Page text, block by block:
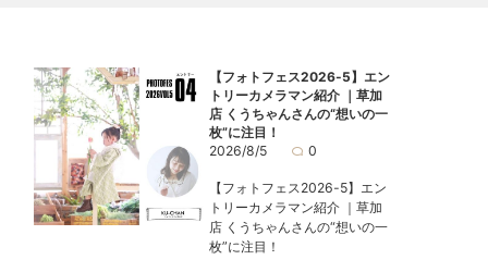
【フォトフェス2026-5】エン
トリーカメラマン紹介 ｜草加
店 くうちゃんさんの“想いの一
枚”に注目！
2026/8/5
0
【フォトフェス2026-5】エン
トリーカメラマン紹介 ｜草加
店 くうちゃんさんの“想いの一
枚”に注目！